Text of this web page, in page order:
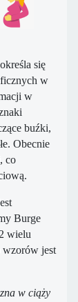
się
w
w
buźki,
Obecnie
co
Burge
wielu
wzorów jest
w ciąży